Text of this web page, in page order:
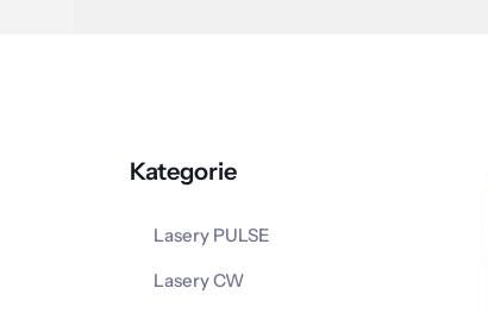
Kategorie
Lasery PULSE
Lasery CW